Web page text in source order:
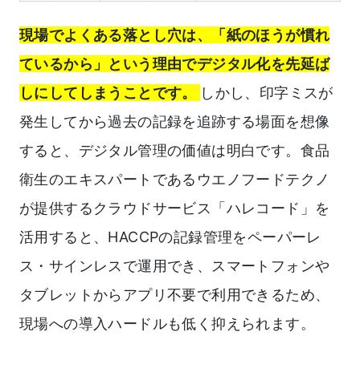
現場でよくある落とし穴は、「紙のほうが慣れ
ているから」という理由でデジタル化を先延ば
しにしてしまうことです。
しかし、印字ミスが
発生してから過去の記録を追跡する場面を想像
すると、デジタル管理の価値は明白です。食品
衛生のエキスパートであるウエノフードテクノ
が提供するクラウドサービス「ハレコード」を
活用すると、HACCPの記録管理をペーパーレ
ス・サインレスで運用でき、スマートフォンや
タブレットからアプリ不要で利用できるため、
現場への導入ハードルも低く抑えられます。